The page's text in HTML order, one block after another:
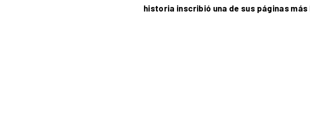
historia inscribió una de sus páginas más